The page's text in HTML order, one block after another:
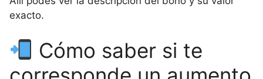
exacto.
Cómo saber si te